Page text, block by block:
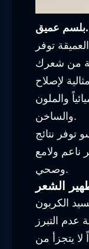
بلسم عميق.
توفر
لإصلاح
والملون
والساخن.
توفر نتائج
ولامع
وصحي.
الشعر
الكربون
لا يتجزأ من